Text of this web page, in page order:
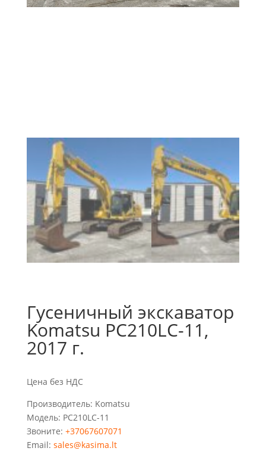
Гусеничный экскаватор
Komatsu PC210LC-11,
2017 г.
Цена без НДС
Производитель: Komatsu
Модель: PC210LC-11
Звоните: +37067607071
Email: sales@kasima.lt